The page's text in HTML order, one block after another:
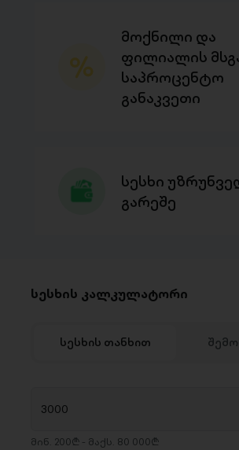
მოქნილი და
ფილიალის
საპროცენტო
განაკვეთი
სესხი
გარეშე
სესხის კალკულატორი
სესხის თანხით
მინ. 200₾ - მაქს. 80 000₾